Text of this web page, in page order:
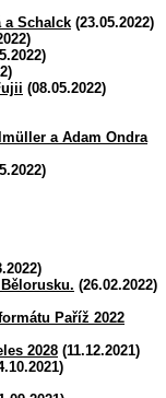
a Schalck (23.05.2022)
(08.05.2022)
a Adam Ondra
(26.02.2022)
Paříž 2022
2028 (11.12.2021)